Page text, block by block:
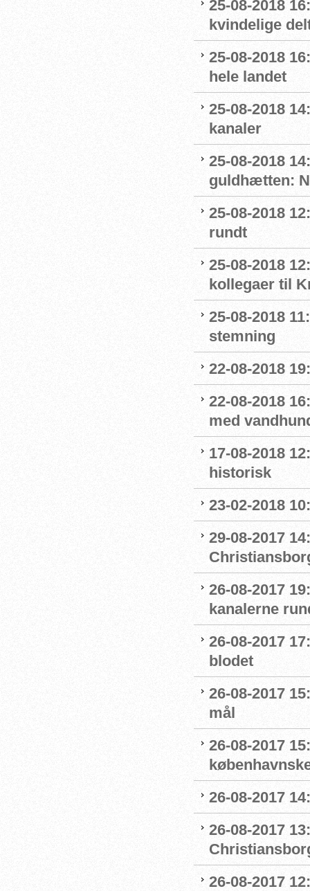
25-08-2018
kvindelige
25-08-2018
hele landet
25-08-2018
kanaler
25-08-2018
guldhætten:
25-08-2018
rundt
25-08-2018
kollegaer til
25-08-2018
stemning
22-08-2018
22-08-2018
med
17-08-2018
historisk
23-02-2018
29-08-2017
26-08-2017
kanalerne
26-08-2017
blodet
26-08-2017
mål
26-08-2017
26-08-2017
26-08-2017
26-08-2017